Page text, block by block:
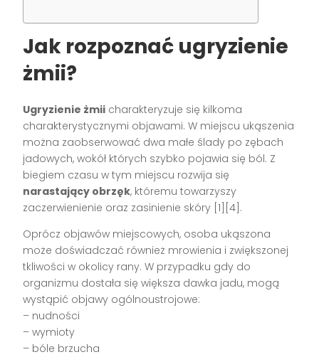
Jak rozpoznać ugryzienie
żmii?
Ugryzienie żmii charakteryzuje się kilkoma
charakterystycznymi objawami. W miejscu ukąszenia
można zaobserwować dwa małe ślady po zębach
jadowych, wokół których szybko pojawia się ból. Z
biegiem czasu w tym miejscu rozwija się
narastający obrzęk, któremu towarzyszy
zaczerwienienie oraz zasinienie skóry [1][4].
Oprócz objawów miejscowych, osoba ukąszona
może doświadczać również mrowienia i zwiększonej
tkliwości w okolicy rany. W przypadku gdy do
organizmu dostała się większa dawka jadu, mogą
wystąpić objawy ogólnoustrojowe:
– nudności
– wymioty
– bóle brzucha